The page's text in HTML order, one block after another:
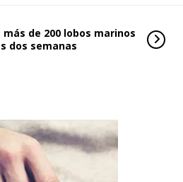
de 200 lobos marinos
dos semanas